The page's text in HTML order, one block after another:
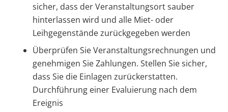
sicher, dass der Veranstaltungsort sauber
hinterlassen wird und alle Miet- oder
Leihgegenstände zurückgegeben werden
Überprüfen Sie Veranstaltungsrechnungen und
genehmigen Sie Zahlungen. Stellen Sie sicher,
dass Sie die Einlagen zurückerstatten.
Durchführung einer Evaluierung nach dem
Ereignis